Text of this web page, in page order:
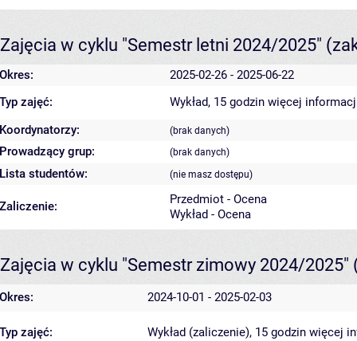
Zajęcia w cyklu "Semestr letni 2024/2025"
Okres:
2025-02-26 - 2025-06-22
Typ zajęć:
Wykład, 15 godzin więcej
Koordynatorzy:
(brak danych)
Prowadzący grup: (brak danych)
Lista studentów: (nie masz dostępu)
Zaliczenie:
Przedmiot - Ocena
Wykład - Ocena
Zajęcia w cyklu "Semestr zimowy 2024/2025"
Okres: 2024-10-01 - 2025-02-03
Typ zajęć: Wykład (zaliczenie), 15 godzin więcej